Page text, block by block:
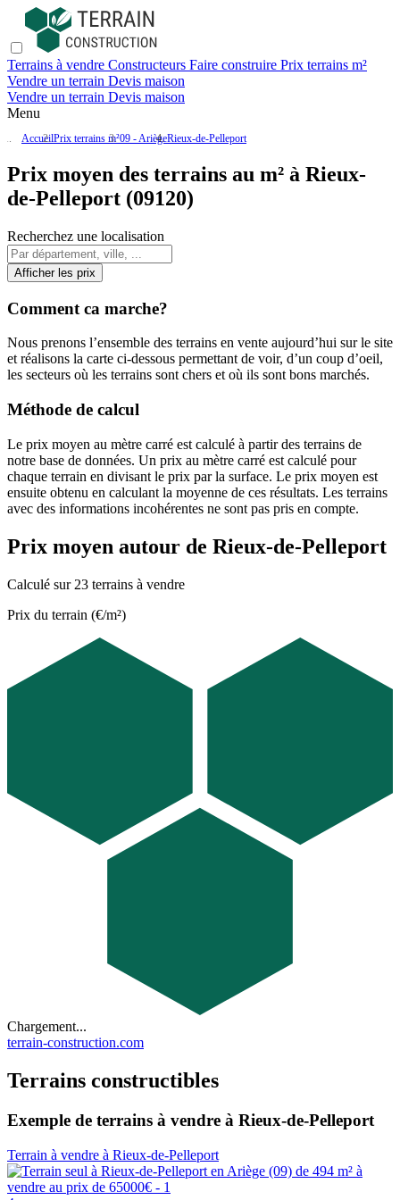
Terrains à vendre Constructeurs Faire construire Prix terrains m²
Vendre un terrain Devis maison
Vendre un terrain Devis maison
Menu
AccueilPrix terrains m²09 - AriègeRieux-de-Pelleport
Prix moyen des terrains au m² à Rieux-
de-Pelleport (09120)
Recherchez une localisation
Afficher les prix
Comment ca marche?
Nous prenons l’ensemble des terrains en vente aujourd’hui sur le site
et réalisons la carte ci-dessous permettant de voir, d’un coup d’oeil,
les secteurs où les terrains sont chers et où ils sont bons marchés.
Méthode de calcul
Le prix moyen au mètre carré est calculé à partir des terrains de
notre base de données. Un prix au mètre carré est calculé pour
chaque terrain en divisant le prix par la surface. Le prix moyen est
ensuite obtenu en calculant la moyenne de ces résultats. Les terrains
avec des informations incohérentes ne sont pas pris en compte.
Prix moyen autour de Rieux-de-Pelleport
Calculé sur 23 terrains à vendre
Prix du terrain (€/m²)
Chargement...
terrain-construction.com
Terrains constructibles
Exemple de terrains à vendre à Rieux-de-Pelleport
Terrain à vendre à Rieux-de-Pelleport